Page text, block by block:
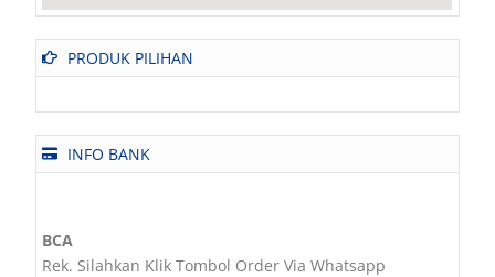
PRODUK PILIHAN
INFO BANK
BCA
Rek. Silahkan Klik Tombol Order Via Whatsapp